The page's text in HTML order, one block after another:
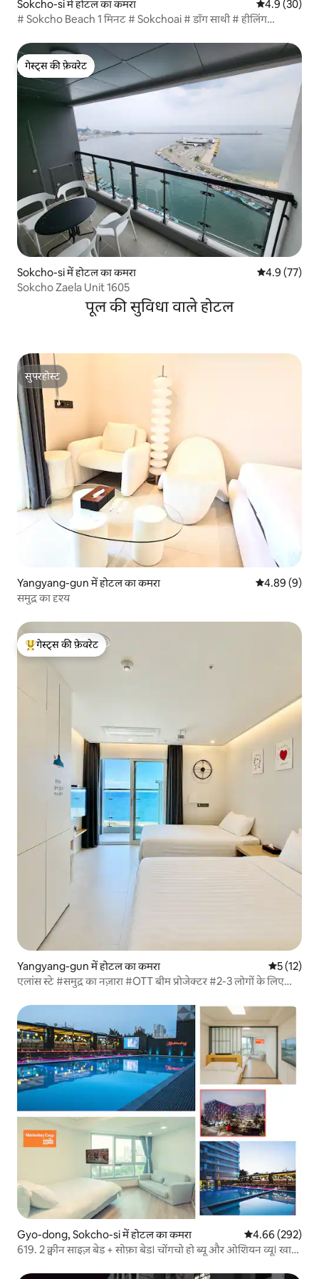
Sokcho-si में होटल का कमरा औसत रेटिंग 5 में
4.9 (30)
# Sokcho Beach 1 मिनट # Sokchoai # डॉग साथी # हीलिंग
गेस्ट्स की फ़ेवरेट
गेस्ट्स की फ़ेवरेट
Sokcho-si में होटल का कमरा औसत रेटिंग 5
4.9 (77)
Sokcho Zaela Unit 1605
पूल की सुविधा वाले होटल
सुपरहोस्ट
सुपरहोस्ट
Yangyang-gun में होटल का कमरा औसत रेटिंग 5 में
4.89 (9)
समुद्र का दृश्य
गेस्ट्स का टॉप फ़ेवरेट
गेस्ट्स की फ़ेवरेट
Yangyang-gun में होटल का कमरा औसत रेटिंग
5 (12)
एलांस स्टे #समुद्र का नज़ारा #OTT बीम प्रोजेक्टर #2-3 लोगों के लिए
मिनट की पैदल दूरी
Gyo-dong, Sokcho-si में होटल का कमरा औसत रेटिंग 5 में से
4.66 (292)
619. 2 क्वीन साइज़ बेड + सोफ़ा बेड। चोंगचो हो ब्यू और ओशियन व्यू। खाना